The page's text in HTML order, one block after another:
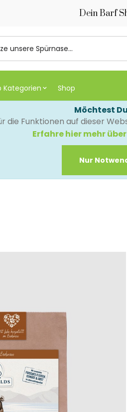
Dein Barf
Kategorien Shop
Möchtest
die Funktionen auf dieser
Erfahre hier mehr
Nur